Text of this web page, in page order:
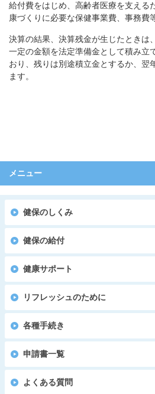
給付費をはじめ、高齢者医療を支える
康づくりに必要な保健事業費、事務費
決算の結果、決算残金が生じたときは
一定の金額を法定準備金として積み立
おり、残りは別途積立金とするか、翌
ます。
メニュー
健保のしくみ
健保の給付
健康サポート
リフレッシュのために
各種手続き
申請書一覧
よくある質問